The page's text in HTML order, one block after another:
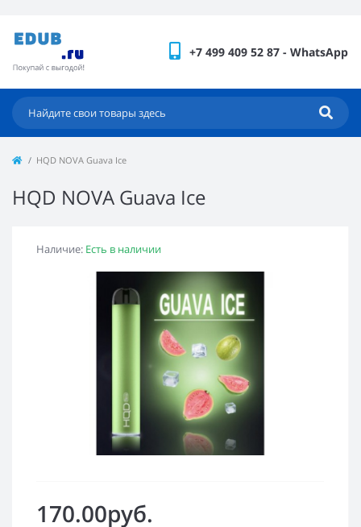
+7 499 409 52 87 - WhatsApp
HQD NOVA Guava Ice
HQD NOVA Guava Ice
Наличие: Есть в наличии
170.00руб.